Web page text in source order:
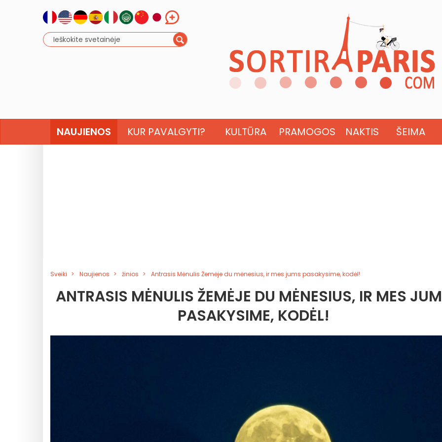
NAUJIENOS KUR PAVALGYTI? KULTŪRA PRAMOGOS NAKTIS ŠEIMA
Sveiki Naujienos žinios Antrasis Mėnulis Žemėje du mėnesius, ir mes jums pasakysime, kodėl!
ANTRASIS MĖNULIS ŽEMĖJE DU MĖNESIUS, IR MES
PASAKYSIME, KODĖL!